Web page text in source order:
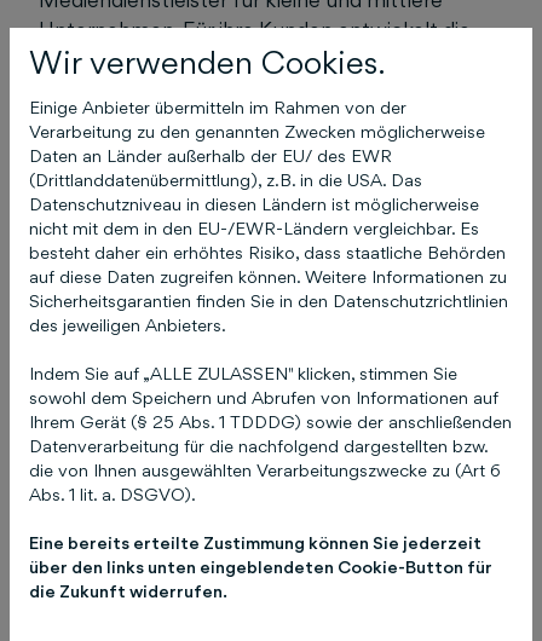
Unternehmen. Für ihre Kunden entwickelt die
Schlütersche Werbe- und Marketingkonzepte –
Hand. Das Service-Angebot umfasst unter
anderem Einträge in Branchenverzeichnissen,
die Erstellung von Unternehmenswebseiten und
Suchmaschinenmarketing zur optimalen
Sichtbarkeit im Web. Daneben verfügt die
Schlütersche über ein umfangreiches
Branchenwissen: Mehr als 30 Fachzeitschriften
und -zeitungen, Online-Medien, zahlreiche
Bücher sowie branchenrelevante
Fachveranstaltungen gehören zum Portfolio.
Das Ziel der Schlüterschen ist es, durch die
Verbindung von Branchenexpertise und
Mediendienstleistungen den idealen Marketing-
Informationen finden Sie unter
schluetersche.de. PressekontaktChristiane
Pitschke Leitung Unternehmenskommunikation
Wir verwenden Cookies.
Einige Anbieter übermitteln im Rahmen von der
Verarbeitung zu den genannten Zwecken möglicherweise
Daten an Länder außerhalb der EU/ des EWR
(Drittlanddatenübermittlung), z.B. in die USA. Das
Datenschutzniveau in diesen Ländern ist möglicherweise
nicht mit dem in den EU-/EWR-Ländern vergleichbar. Es
besteht daher ein erhöhtes Risiko, dass staatliche Behörden
auf diese Daten zugreifen können. Weitere Informationen zu
Sicherheitsgarantien finden Sie in den Datenschutzrichtlinien
des jeweiligen Anbieters.
Indem Sie auf „ALLE ZULASSEN" klicken, stimmen Sie
sowohl dem Speichern und Abrufen von Informationen auf
Ihrem Gerät (§ 25 Abs. 1 TDDDG) sowie der anschließenden
Datenverarbeitung für die nachfolgend dargestellten bzw.
die von Ihnen ausgewählten Verarbeitungszwecke zu (Art 6
Abs. 1 lit. a. DSGVO).
Eine bereits erteilte Zustimmung können Sie jederzeit
über den links unten eingeblendeten Cookie-Button für
die Zukunft widerrufen.